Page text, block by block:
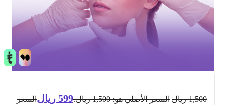
1,500 ريال السعر الأصلي هو: 1,500 ريال. 599 ريال السعر